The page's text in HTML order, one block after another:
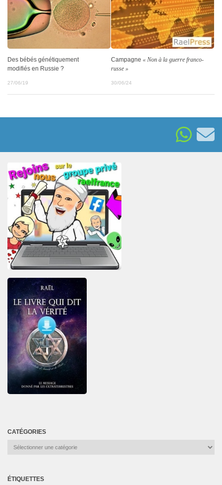
Des bébés génétiquement
modifiés en Russie ?
27/06/19
Campagne « Non à la guerre franco-
russe »
30/06/24
CATÉGORIES
Catégories
ÉTIQUETTES